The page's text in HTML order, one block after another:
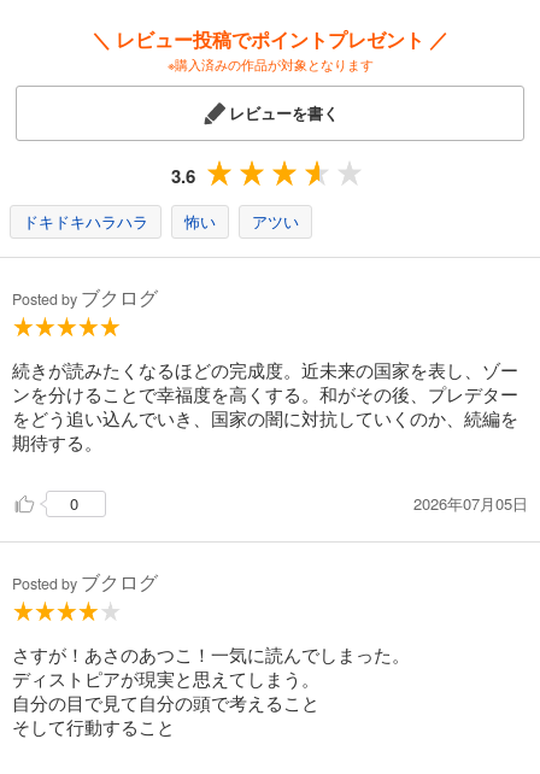
＼ レビュー投稿でポイントプレゼント ／
※購入済みの作品が対象となります
レビューを書く
3.6
ドキドキハラハラ 怖い アツい
Posted by ブクログ
続きが読みたくなるほどの完成度。近未来の国家を表し、ゾー
ンを分けることで幸福度を高くする。和がその後、プレデター
をどう追い込んでいき、国家の闇に対抗していくのか、続編を
期待する。
0 2026年07月05日
Posted by ブクログ
さすが！あさのあつこ！一気に読んでしまった。
ディストピアが現実と思えてしまう。
自分の目で見て自分の頭で考えること
そして行動すること